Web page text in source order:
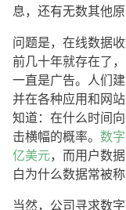
息，还有无数其他原
问题是，在线数据
前几十年就存在了
一直是广告。人们
并在各种应用和网
知道：在什么时间
击横幅的概率。 数
亿美元，而用户数
白为什么数据常被
当然，公司寻求数